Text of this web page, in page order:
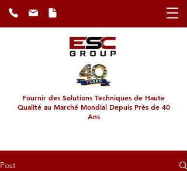
​Fournir des Solutions Techniques de Haute
Qualité au Marché Mondial Depuis Près de 40
Ans
Post